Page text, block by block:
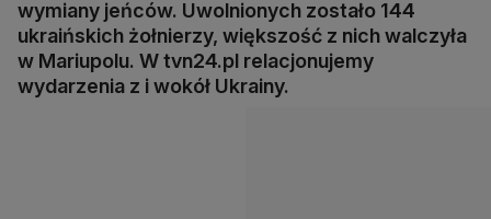
wymiany jeńców. Uwolnionych zostało 144
ukraińskich żołnierzy, większość z nich walczyła
w Mariupolu. W tvn24.pl relacjonujemy
wydarzenia z i wokół Ukrainy.